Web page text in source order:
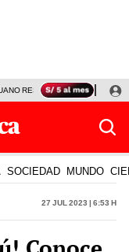
RESULTADOS HOY
SOCIEDAD MUNDO
27 Jul 2023 | 6:53 h